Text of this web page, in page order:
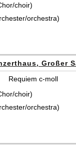
choir)
orchestra)
Großer
Requiem c-moll
choir)
orchestra)